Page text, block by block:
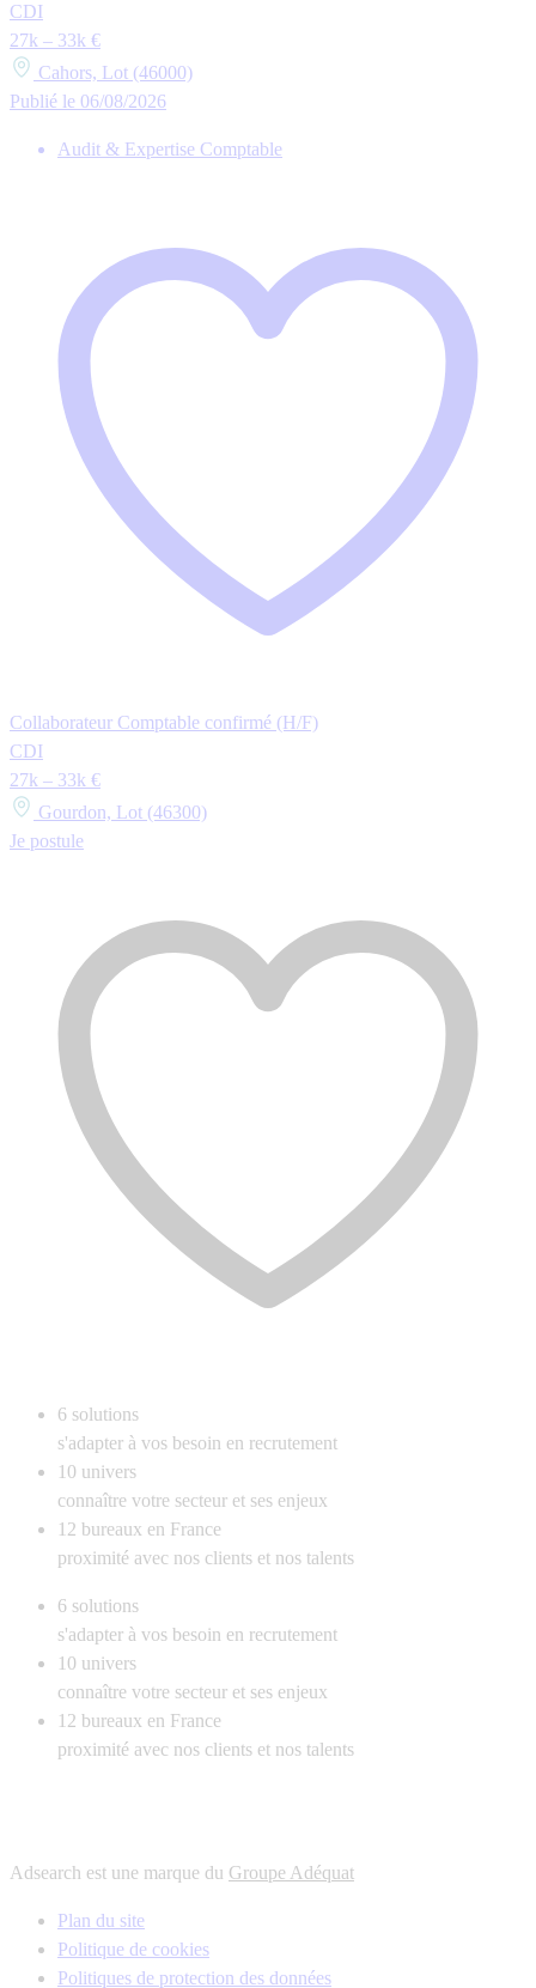
CDI
27k – 33k €
Cahors, Lot (46000)
Publié le 06/08/2026
Audit & Expertise Comptable
Collaborateur Comptable confirmé (H/F)
CDI
27k – 33k €
Gourdon, Lot (46300)
Je postule
6 solutions
s'adapter à vos besoin en recrutement
10 univers
connaître votre secteur et ses enjeux
12 bureaux en France
proximité avec nos clients et nos talents
6 solutions
s'adapter à vos besoin en recrutement
10 univers
connaître votre secteur et ses enjeux
12 bureaux en France
proximité avec nos clients et nos talents
Adsearch est une marque du Groupe Adéquat
Plan du site
Politique de cookies
Politiques de protection des données